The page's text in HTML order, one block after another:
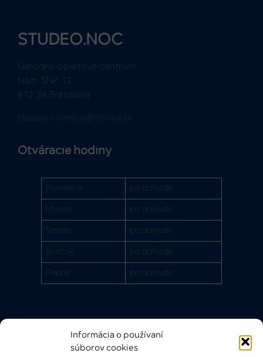
Informácia o používaní
súborov cookies
STUDEO.NOC
Národné osvetové centrum
Nám. SNP 12
812 34 Bratislava
studeo.kniznica@nocka.sk
Otváracie hodiny
Pondelok po dohode
Utorok po dohode
Streda po dohode
Štvrtok po dohode
Piatok po dohode
Rýchle odkazy